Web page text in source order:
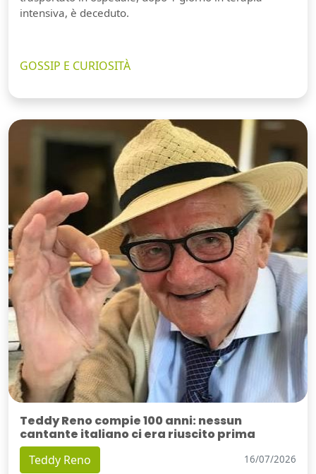
intensiva, è deceduto.
GOSSIP E CURIOSITÀ
Teddy Reno compie 100 anni: nessun
cantante italiano ci era riuscito prima
Teddy Reno 16/07/2026